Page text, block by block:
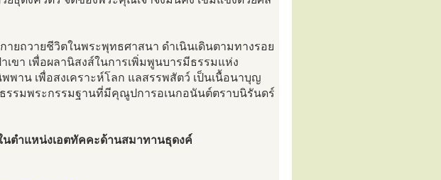
ยถวายชีวิตในพระพุทธศาสนา ดำเนินเดินตามทางรอย
ขา เพื่อผลานิสงส์ในการเพิ่มพูนบารมีธรรมแห่ง
าน เพื่อสงเคราะห์โลก แลสรรพสัตว์ เป็นเนื้อนาบุญ
รมพระกรรมฐานที่มีคุณูปการอเนกอนันต์ตราบนิรันดร์
นตำแหน่งเอตทัคคะด้านสมาทานธุดงค์